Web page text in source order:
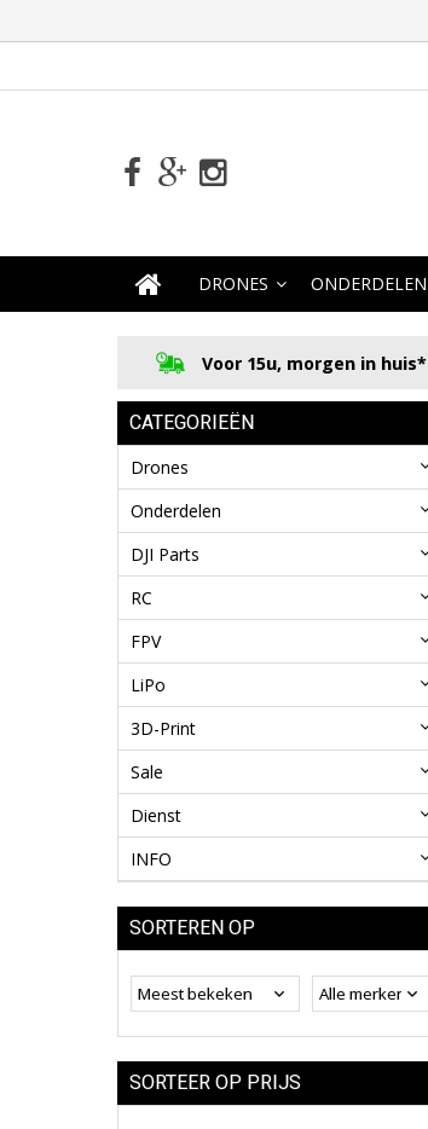
DRONES ONDERDELEN
Voor 15u, morgen in huis*
CATEGORIEËN
Drones
Onderdelen
DJI Parts
RC
FPV
LiPo
3D-Print
Sale
Dienst
INFO
SORTEREN OP
SORTEER OP PRIJS